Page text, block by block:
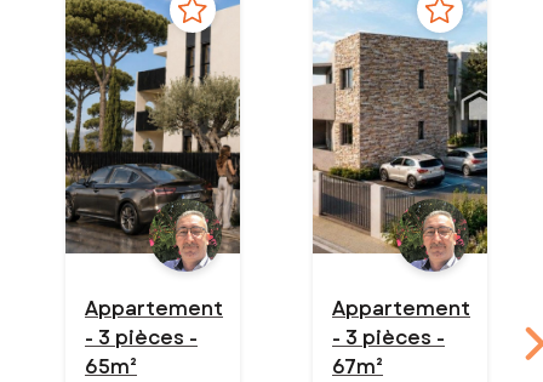
Appartement
- 3 pièces -
65m²
Appartement
- 3 pièces -
67m²